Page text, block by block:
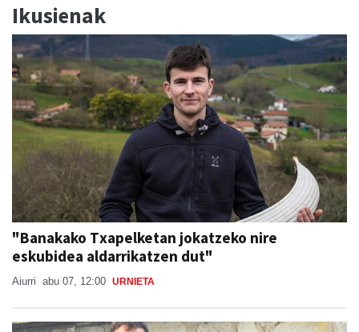
"Banakako Txapelketan jokatzeko nire
eskubidea aldarrikatzen dut"
Aiurri abu 07, 12:00 URNIETA